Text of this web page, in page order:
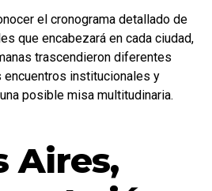
el cronograma detallado de
que encabezará en cada ciudad,
trascendieron diferentes
encuentros institucionales y
posible misa multitudinaria.
Aires,